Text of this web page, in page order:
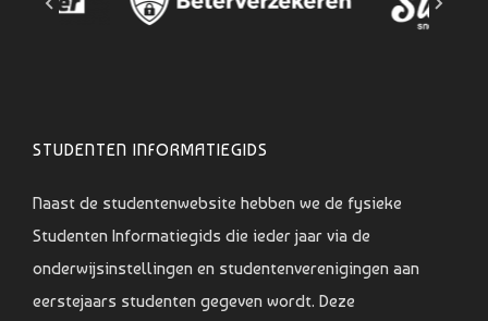
STUDENTEN INFORMATIEGIDS
Naast de studentenwebsite hebben we de fysieke
Studenten Informatiegids die ieder jaar via de
onderwijsinstellingen en studentenverenigingen aan
eerstejaars studenten gegeven wordt. Deze